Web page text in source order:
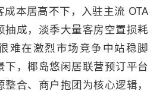
本居高不下，入驻主流 OTA
抽成，淡季大量客房空置损耗
难在激烈市场竞争中站稳脚
下，椰岛悠闲居联营预订平台
合、商户抱团为核心逻辑，